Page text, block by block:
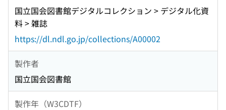
国立国会図書館デジタルコレクション > デジタル化資
料 > 雑誌
https://dl.ndl.go.jp/collections/A00002
製作者
国立国会図書館
製作年（W3CDTF）